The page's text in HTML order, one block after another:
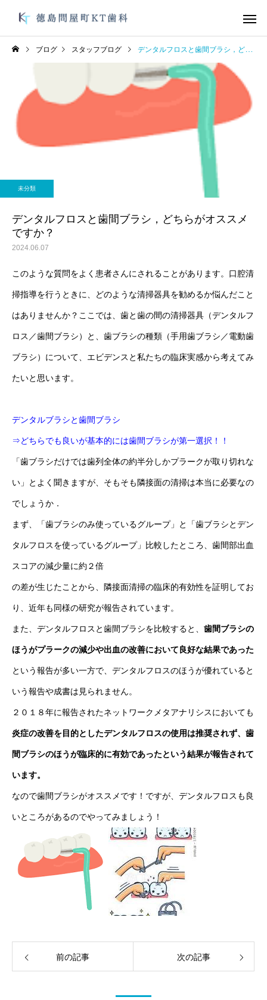
グ
グ
オーラルフレイル
未分類
お手軽にむし歯、歯周
ブログ スタッフブログ デンタルフロスと歯間ブラシ，どちらがオススメですか？
未分類
デンタルフロスと歯間ブラシ，どちらがオススメ
ですか？
2024.06.07
このような質問をよく患者さんにされることがあります。口腔清
掃指導を行うときに、どのような清掃器具を勧めるか悩んだこと
はありませんか？ここでは、歯と歯の間の清掃器具（デンタルフ
ロス／歯間ブラシ）と、歯ブラシの種類（手用歯ブラシ／電動歯
ブラシ）について、エビデンスと私たちの臨床実感から考えてみ
たいと思います。
デンタルブラシと歯間ブラシ
⇒どちらでも良いが基本的には歯間ブラシが第一選択！！
「歯ブラシだけでは歯列全体の約半分しかプラークが取り切れな
い」とよく聞きますが、そもそも隣接面の清掃は本当に必要なの
でしょうか．
まず、「歯ブラシのみ使っているグループ」と「歯ブラシとデン
タルフロスを使っているグループ」比較したところ、歯間部出血
スコアの減少量に約２倍
の差が生じたことから、隣接面清掃の臨床的有効性を証明してお
り、近年も同様の研究が報告されています。
また、デンタルフロスと歯間ブラシを比較すると、 歯間ブラシの
ほうがプラークの減少や出血の改善において良好な結果であった
という報告が多い一方で、デンタルフロスのほうが優れていると
いう報告や成書は見られません。
２０１８年に報告されたネットワークメタアナリシスにおいても
炎症の改善を目的としたデンタルフロスの使用は推奨されず、歯
間ブラシのほうが臨床的に有効であったという結果が報告されて
います。
なので歯間ブラシがオススメです！ですが、デンタルフロスも良
いところがあるのでやってみましょう！
前の記事 次の記事